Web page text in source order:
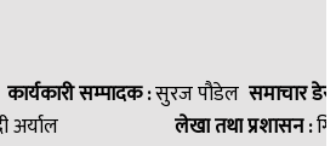
कार्यकारी सम्पादक :सुरज पौडेल समाचार
अर्याल लेखा तथा प्रशासन :